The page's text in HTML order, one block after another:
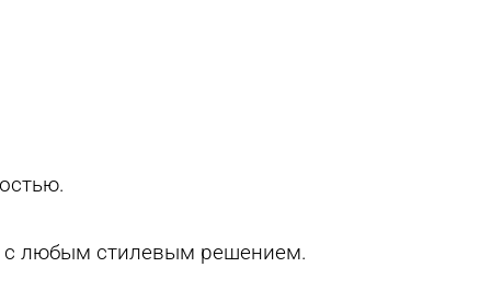
с любым стилевым решением.